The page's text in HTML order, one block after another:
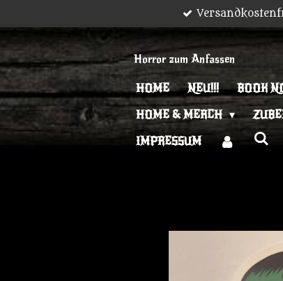
springen
Horror zum Anfassen
HOME NEU!!! BOOK
HOME & MERCH
IMPRESSUM